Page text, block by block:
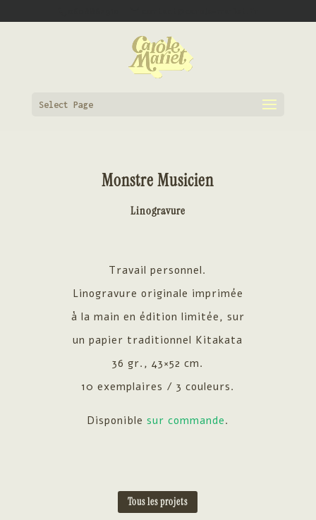
Select Page
Monstre Musicien
Linogravure
Travail personnel.
Linogravure originale imprimée
à la main en édition limitée, sur
un papier traditionnel Kitakata
36 gr., 43×52 cm.
10 exemplaires / 3 couleurs.
Disponible sur commande.
Tous les projets